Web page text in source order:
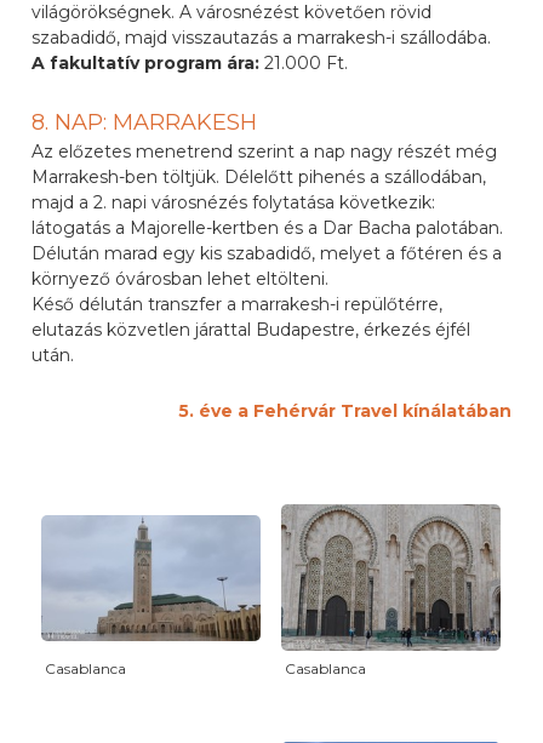
világörökségnek. A városnézést követően rövid
szabadidő, majd visszautazás a marrakesh-i szállodába.
A fakultatív program ára:21.000 Ft.
8. NAP: MARRAKESH
Az előzetes menetrend szerint a nap nagy részét még
Marrakesh-ben töltjük. Délelőtt pihenés a szállodában,
majd a 2. napi városnézés folytatása következik:
látogatás a Majorelle-kertben és a Dar Bacha palotában.
Délután marad egy kis szabadidő, melyet a főtéren és a
környező óvárosban lehet eltölteni.
Késő délután transzfer a marrakesh-i repülőtérre,
elutazás közvetlen járattal Budapestre, érkezés éjfél
után.
5. éve a Fehérvár Travel kínálatában
Casablanca Casablanca